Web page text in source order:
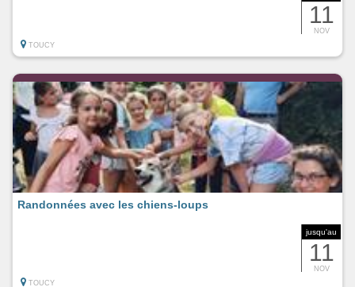
11
NOV
TOUCY
jusqu'au
11
NOV
Randonnées avec les chiens-loups
TOUCY